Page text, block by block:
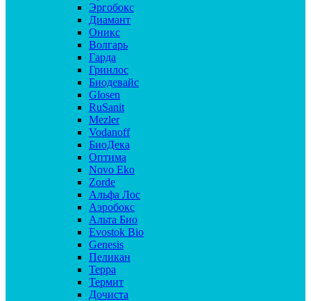
Эргобокс
Диамант
Оникс
Волгарь
Гарда
Гринлос
Биодевайс
Glosen
RuSanit
Mezler
Vodanoff
БиоДека
Оптима
Novo Eko
Zorde
Альфа Лос
Аэробокс
Альта Био
Evostok Bio
Genesis
Пеликан
Терра
Термит
Дочиста